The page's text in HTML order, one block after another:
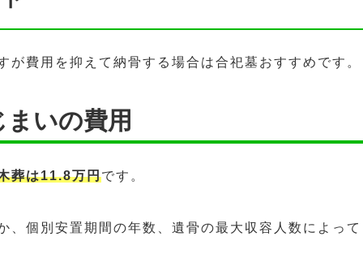
が費用を抑えて納骨する場合は合祀墓おすすめです。
いの費用
葬は11.8万円です。
、個別安置期間の年数、遺骨の最大収容人数によって